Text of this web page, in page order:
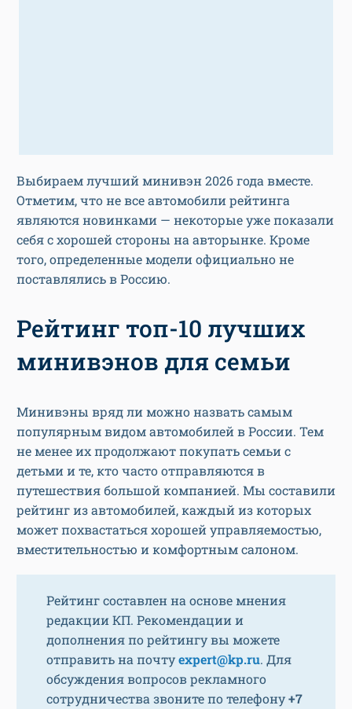
Выбираем лучший минивэн 2026 года вместе.
Отметим, что не все автомобили рейтинга
являются новинками — некоторые уже показали
себя с хорошей стороны на авторынке. Кроме
того, определенные модели официально не
поставлялись в Россию.
Рейтинг топ-10 лучших
минивэнов для семьи
Минивэны вряд ли можно назвать самым
популярным видом автомобилей в России. Тем
не менее их продолжают покупать семьи с
детьми и те, кто часто отправляются в
путешествия большой компанией. Мы составили
рейтинг из автомобилей, каждый из которых
может похвастаться хорошей управляемостью,
вместительностью и комфортным салоном.
Рейтинг составлен на основе мнения
редакции КП. Рекомендации и
дополнения по рейтингу вы можете
отправить на почтуexpert@kp.ru. Для
обсуждения вопросов рекламного
сотрудничества звоните по телефону+7